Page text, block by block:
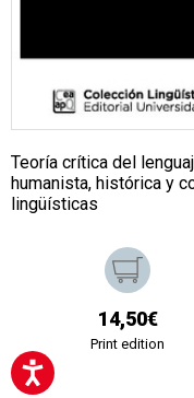
Teoría crítica del
humanista, histórica y
lingüísticas
14,50€
Print edition